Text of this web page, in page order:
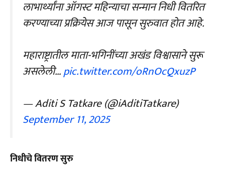
लाभार्थ्यांना ऑगस्ट महिन्याचा सन्मान निधी वितरित
करण्याच्या प्रक्रियेस आज पासून सुरुवात होत आहे.
महाराष्ट्रातील माता-भगिनींच्या अखंड विश्वासाने सुरू
असलेली…pic.twitter.com/oRnOcQxuzP
— Aditi S Tatkare (@iAditiTatkare)
September 11, 2025
निधीचे वितरण सुरु